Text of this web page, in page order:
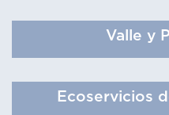
Valle y
Ecoservicios